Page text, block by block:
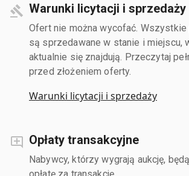
Warunki licytacji i sprzedaży
Ofert nie można wycofać.
są sprzedawane w stanie i miejscu,
aktualnie się znajdują. Przeczytaj
przed złożeniem oferty.
Warunki licytacji i sprzedaży
Opłaty transakcyjne
Nabywcy, którzy wygrają aukcję,